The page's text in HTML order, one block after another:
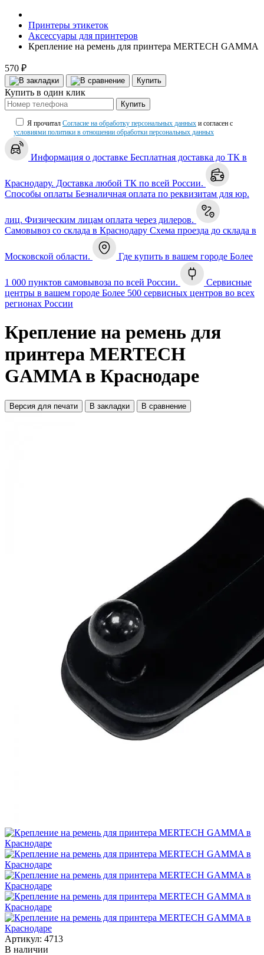
Принтеры этикеток
Аксессуары для принтеров
Крепление на ремень для принтера MERTECH GAMMA
570 ₽
Купить
Купить в один клик
Купить
Я прочитал Согласие на обработку персональных данных и согласен с
условиями политики в отношении обработки персональных данных
Информация о доставке Бесплатная доставка до ТК в
Краснодару. Доставка любой ТК по всей России.
Способы оплаты Безналичная оплата по реквизитам для юр.
лиц. Физическим лицам оплата через дилеров.
Самовывоз со склада в Краснодару Схема проезда до склада в
Московской области. Где купить в вашем городе Более
1 000 пунктов самовывоза по всей России.
Сервисные
центры в вашем городе Более 500 сервисных центров во всех
регионах России
Крепление на ремень для
принтера MERTECH
GAMMA в Краснодаре
Версия для печати В закладки В сравнение
Артикул: 4713
В наличии